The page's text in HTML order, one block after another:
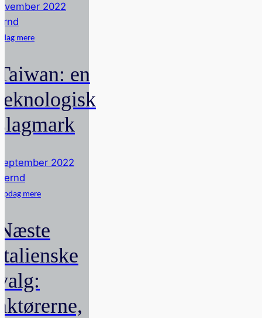
2022
mere
en
2022
mere